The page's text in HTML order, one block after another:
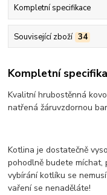
Kompletní specifikace
Související zboží 34
Kompletní
Kvalitní hrubostěnná
natřená žáruvzdornou
Kotlina je dostatečně
pohodlně budete míchat,
vybírání kotlíku se
vaření se nenaděláte!